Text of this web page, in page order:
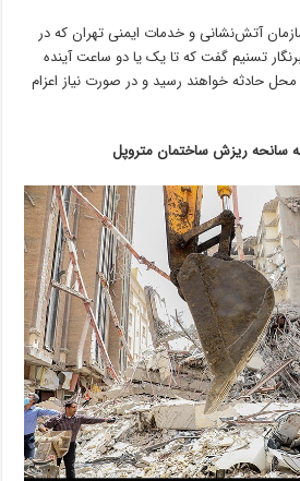
آتش‌نشانی و خدمات ایمنی تهران که در
تسنیم گفت که تا یک یا دو ساعت آینده
محل حادثه خواهند رسید و در صورت نیاز اعزام
سانحه ریزش ساختمان متروپل